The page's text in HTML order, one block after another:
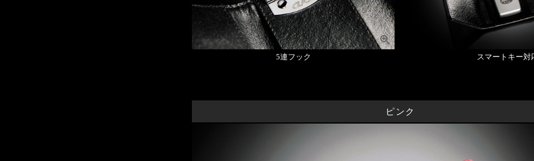
5連フック スマートキー対
ピンク